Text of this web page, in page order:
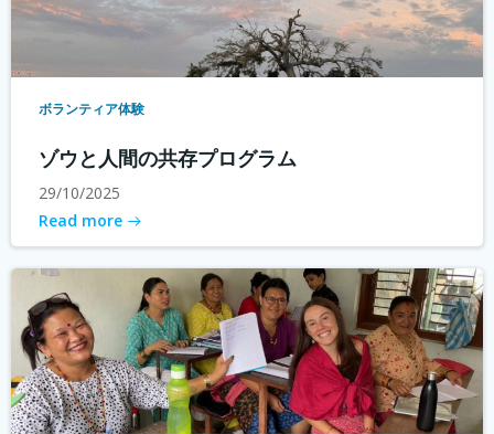
ボランティア体験
ゾウと人間の共存プログラム
29/10/2025
Read more